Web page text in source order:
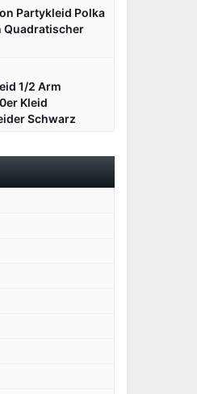
Partykleid Polka
Quadratischer
1/2 Arm
Kleid
Schwarz